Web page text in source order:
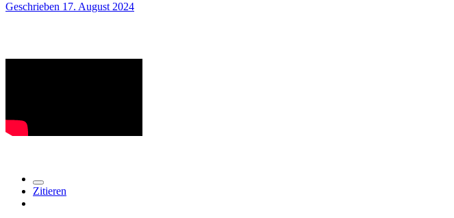
Geschrieben 17. August 2024
Zitieren